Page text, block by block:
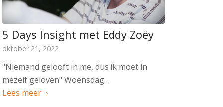
5 Days Insight met Eddy Zoëy
oktober 21, 2022
"Niemand gelooft in me, dus ik moet in
mezelf geloven" Woensdag…
Lees meer